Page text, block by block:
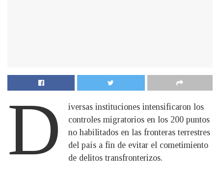
D
iversas instituciones intensificaron los
controles migratorios en los 200 puntos
no habilitados en las fronteras terrestres
del país a fin de evitar el cometimiento
de delitos transfronterizos.